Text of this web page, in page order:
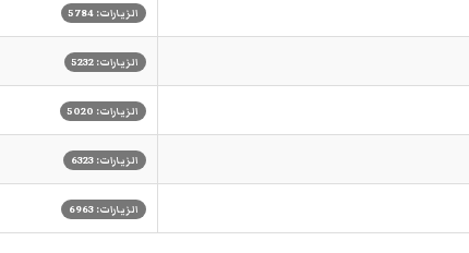
الزيارات: 5784
الزيارات: 5232
الزيارات: 5020
الزيارات: 6323
الزيارات: 6963